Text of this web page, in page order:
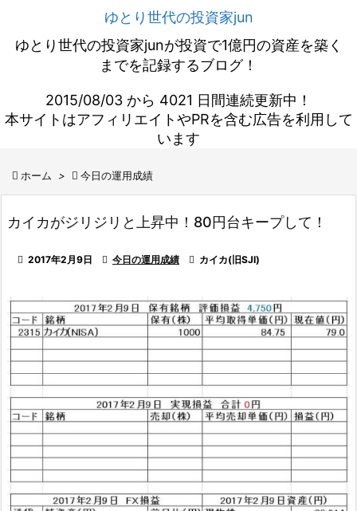
ゆとり世代の投資家jun
ゆとり世代の投資家junが投資で1億円の資産を築く
までを記録するブログ！
2015/08/03 から 4021 日間連続更新中！
本サイトはアフィリエイトやPRを含む広告を利用して
います
 ホーム >  今日の運用成績
カイカがジリジリと上昇中！80円台キープして！
 2017年2月9日  今日の運用成績  カイカ(旧SJI)